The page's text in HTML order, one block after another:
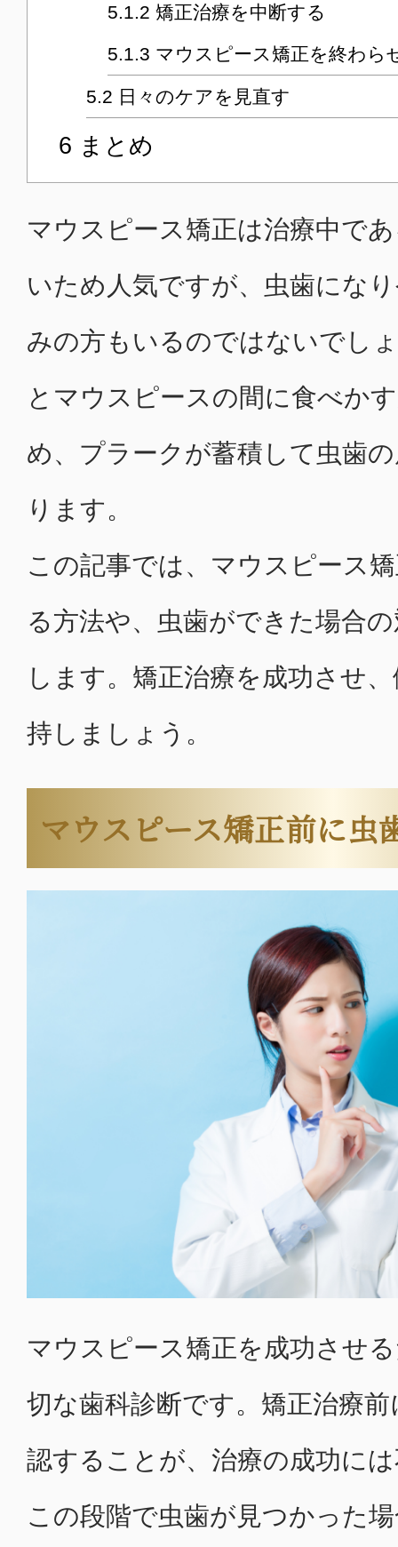
5.1.2 矯正治療を中断する
5.1.3 マウスピース矯正を終わら
5.2 日々のケアを見直す
6 まとめ
マウスピース矯正は治療中で
いため人気ですが、虫歯にな
みの方もいるのではないでし
とマウスピースの間に食べか
め、プラークが蓄積して虫歯
ります。
この記事では、マウスピース
る方法や、虫歯ができた場合
します。矯正治療を成功させ
持しましょう。
マウスピース矯正前に虫
マウスピース矯正を成功させ
切な歯科診断です。矯正治療
認することが、治療の成功に
この段階で虫歯が見つかった